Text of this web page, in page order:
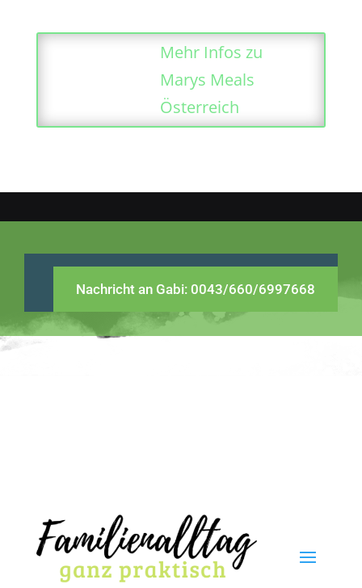
Mehr Infos zu
Marys Meals
Österreich
Nachricht an Gabi: 0043/660/6997668